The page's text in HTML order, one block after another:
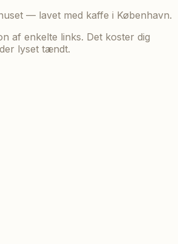
— lavet med kaffe i København.
af enkelte links. Det koster dig
lyset tændt.